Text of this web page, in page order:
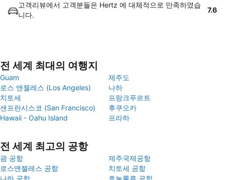
고객리뷰에서 고객분들은 Hertz 에 대체적으로 만족하였습
니다.
7.6
전 세계 최대의 여행지
Guam
제주도
로스 앤젤레스 (Los Angeles)
나하
치토세
프랑크푸르트
샌프란시스코 (San Francisco)
후쿠오카
Hawaii - Oahu Island
프라하
전 세계 최고의 공항
괌 공항
제주국제공항
로스앤젤레스 공항
치토세 공항
나하 공항
호놀룰루 공항